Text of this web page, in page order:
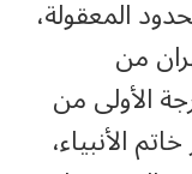
المعقولة،
من
الأولى من
الأنبياء،